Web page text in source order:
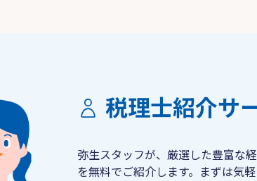
税理士紹介サ
弥生スタッフが、厳選した豊富な
を無料でご紹介します。まずは気